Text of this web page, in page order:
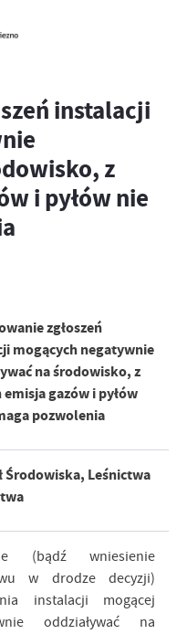
instalacji
z
i pyłów nie
zgłoszeń
mogących negatywnie
na środowisko, z
gazów i pyłów
pozwolenia
Środowiska, Leśnictwa
(bądź wniesienie
w drodze decyzji)
instalacji mogącej
oddziaływać na